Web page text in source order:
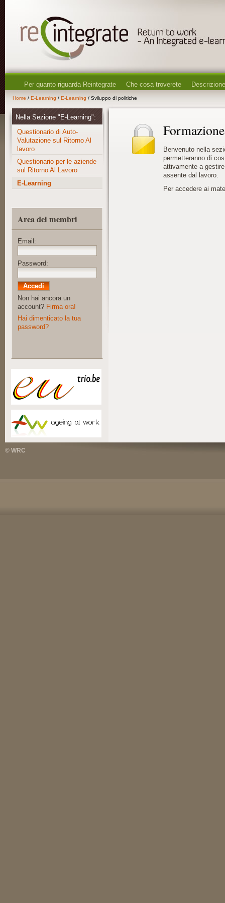
Per quanto riguarda Reintegrate Che cosa troverete
Home / E-Learning / E-Learning / Sviluppo di politiche
Benvenuto nella
permetteranno di
attivamente a
assente dal lavoro.
Per accedere ai
Nella Sezione "E-Learning":
Questionario di Auto-
Valutazione sul Ritorno Al
lavoro
Questionario per le aziende
sul Ritorno Al Lavoro
E-Learning
Area dei membri
Email:
Password:
Non hai ancora un
account? Firma ora!
Hai dimenticato la tua
password?
© WRC